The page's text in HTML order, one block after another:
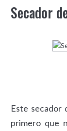
Secador
Este secador
primero que